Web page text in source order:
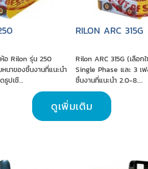
อ Rilon รุ่น 250
นาของชิ้นงานที่แนะนำ
ปเชื...
RILON ARC 315G
Rilon ARC 315G (เลือก
Single Phase และ 3 เ
ชิ้นงานที่แนะนำ 2.0-8....
ดูเพิ่มเติม